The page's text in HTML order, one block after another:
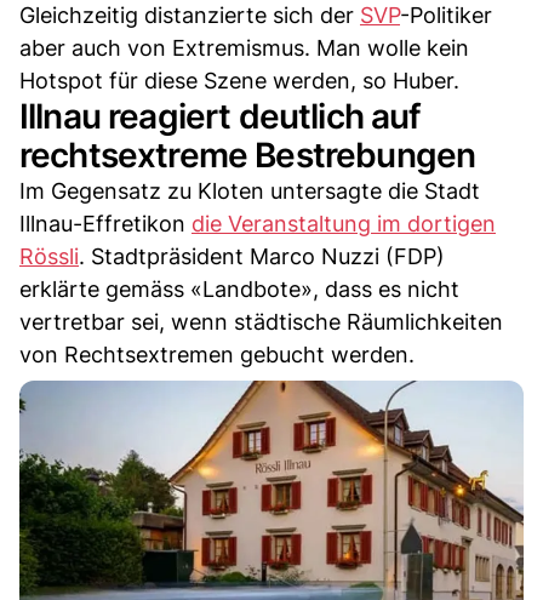
Gleichzeitig distanzierte sich der SVP-Politiker
aber auch von Extremismus. Man wolle kein
Hotspot für diese Szene werden, so Huber.
Illnau reagiert deutlich auf
rechtsextreme Bestrebungen
Im Gegensatz zu Kloten untersagte die Stadt
Illnau-Effretikon die Veranstaltung im dortigen
Rössli. Stadtpräsident Marco Nuzzi (FDP)
erklärte gemäss «Landbote», dass es nicht
vertretbar sei, wenn städtische Räumlichkeiten
von Rechtsextremen gebucht werden.